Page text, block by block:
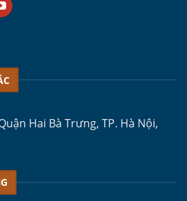
Hai Bà Trưng, TP. Hà Nội,